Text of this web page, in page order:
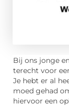
Bij ons jonge
terecht voor
Je hebt er al
moed gehad
hiervoor een